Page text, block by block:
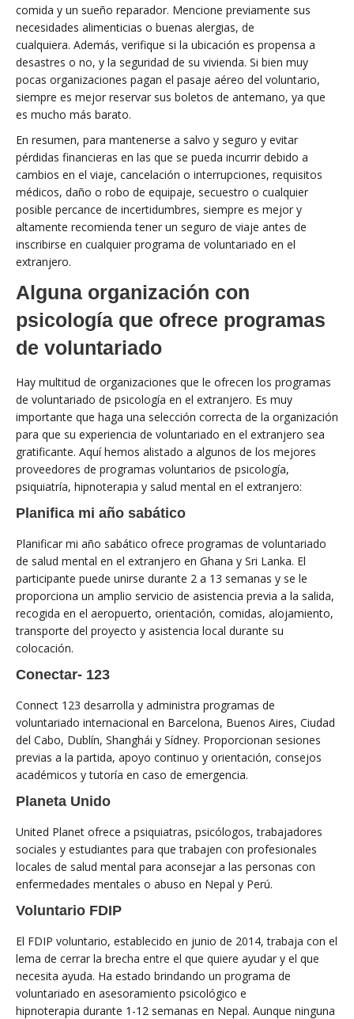
comida y un sueño reparador. Mencione previamente sus
necesidades alimenticias o buenas alergias, de
cualquiera. Además, verifique si la ubicación es propensa a
desastres o no, y la seguridad de su vivienda. Si bien muy
pocas organizaciones pagan el pasaje aéreo del voluntario,
siempre es mejor reservar sus boletos de antemano, ya que
es mucho más barato.
En resumen, para mantenerse a salvo y seguro y evitar
pérdidas financieras en las que se pueda incurrir debido a
cambios en el viaje, cancelación o interrupciones, requisitos
médicos, daño o robo de equipaje, secuestro o cualquier
posible percance de incertidumbres, siempre es mejor y
altamente recomienda tener un seguro de viaje antes de
inscribirse en cualquier programa de voluntariado en el
extranjero.
Alguna organización con
psicología que ofrece programas
de voluntariado
Hay multitud de organizaciones que le ofrecen los programas
de voluntariado de psicología en el extranjero. Es muy
importante que haga una selección correcta de la organización
para que su experiencia de voluntariado en el extranjero sea
gratificante. Aquí hemos alistado a algunos de los mejores
proveedores de programas voluntarios de psicología,
psiquiatría, hipnoterapia y salud mental en el extranjero:
Planifica mi año sabático
Planificar mi año sabático ofrece programas de voluntariado
de salud mental en el extranjero en Ghana y Sri Lanka. El
participante puede unirse durante 2 a 13 semanas y se le
proporciona un amplio servicio de asistencia previa a la salida,
recogida en el aeropuerto, orientación, comidas, alojamiento,
transporte del proyecto y asistencia local durante su
colocación.
Conectar- 123
Connect 123 desarrolla y administra programas de
voluntariado internacional en Barcelona, ​​Buenos Aires, Ciudad
del Cabo, Dublín, Shanghái y Sídney. Proporcionan sesiones
previas a la partida, apoyo continuo y orientación, consejos
académicos y tutoría en caso de emergencia.
Planeta Unido
United Planet ofrece a psiquiatras, psicólogos, trabajadores
sociales y estudiantes para que trabajen con profesionales
locales de salud mental para aconsejar a las personas con
enfermedades mentales o abuso en Nepal y Perú.
Voluntario FDIP
El FDIP voluntario, establecido en junio de 2014, trabaja con el
lema de cerrar la brecha entre el que quiere ayudar y el que
necesita ayuda. Ha estado brindando un programa de
voluntariado en asesoramiento psicológico e
hipnoterapia durante 1-12 semanas en Nepal. Aunque ninguna